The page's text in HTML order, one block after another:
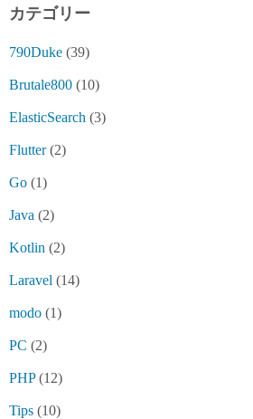
カテゴリー
790Duke (39)
Brutale800 (10)
ElasticSearch (3)
Flutter(2)
Go (1)
Java (2)
Kotlin (2)
Laravel (14)
modo (1)
PC (2)
PHP(12)
Tips (10)